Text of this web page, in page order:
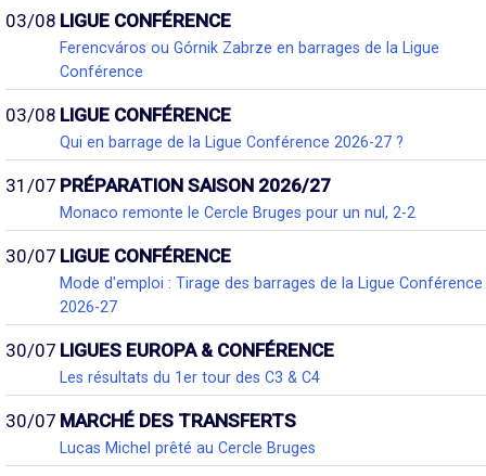
03/08 LIGUE CONFÉRENCE
Ferencváros ou Górnik Zabrze en barrages de la Ligue
Conférence
03/08 LIGUE CONFÉRENCE
Qui en barrage de la Ligue Conférence 2026-27 ?
31/07 PRÉPARATION SAISON 2026/27
Monaco remonte le Cercle Bruges pour un nul, 2-2
30/07 LIGUE CONFÉRENCE
Mode d'emploi : Tirage des barrages de la Ligue Conférence
2026-27
30/07 LIGUES EUROPA & CONFÉRENCE
Les résultats du 1er tour des C3 & C4
30/07 MARCHÉ DES TRANSFERTS
Lucas Michel prêté au Cercle Bruges